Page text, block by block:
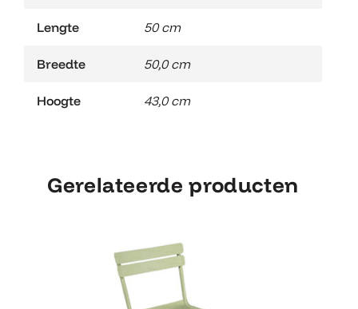
Lengte 50 cm
Breedte 50,0 cm
Hoogte 43,0 cm
Gerelateerde producten